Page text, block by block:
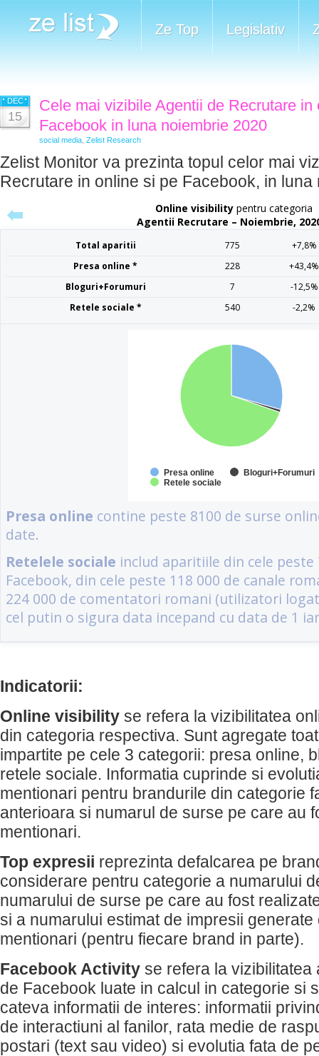
Ze Top Legislativ
DEC
15
Cele mai vizibile Agentii de Recrutare in
Facebook in luna noiembrie 2020
social media Zelist Research
Zelist Monitor va prezinta topul celor mai
Recrutare in online si pe Facebook, in luna
Indicatorii:
Online visibility se refera la vizibilitatea
din categoria respectiva. Sunt agregate
impartite pe cele 3 categorii: presa online,
retele sociale. Informatia cuprinde si
mentionari pentru brandurile din categorie
anterioara si numarul de surse pe care au
mentionari.
Top expresii reprezinta defalcarea pe
considerare pentru categorie a numarului
numarului de surse pe care au fost
si a numarului estimat de impresii generate
mentionari (pentru fiecare brand in parte).
Facebook Activity se refera la vizibilitatea
de Facebook luate in calcul in categorie si
cateva informatii de interes: informatii
de interactiuni al fanilor, rata medie de
postari (text sau video) si evolutia fata de